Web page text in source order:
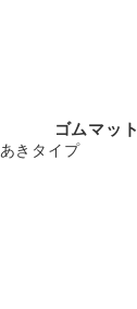
ゴムマット